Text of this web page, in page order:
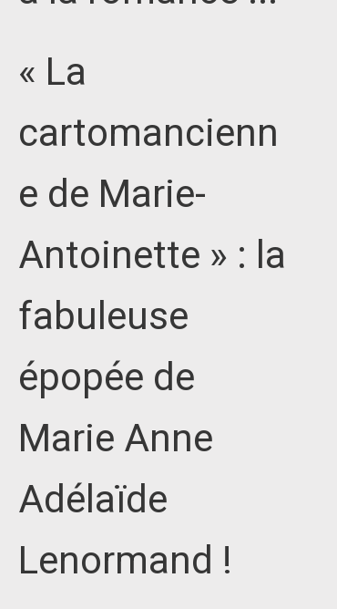
« La
cartomancienn
e de Marie-
Antoinette » : la
fabuleuse
épopée de
Marie Anne
Adélaïde
Lenormand !